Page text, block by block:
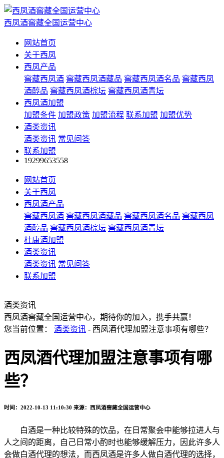
西凤酒窖藏全国运营中心
网站首页
关于西凤
西凤产品
窖藏西凤酒 窖藏西凤酒藏品 窖藏西凤酒名品 窖藏西凤
酒醇品 窖藏西凤酒棕坛 窖藏西凤酒青坛
西凤酒加盟
加盟条件 加盟政策 加盟流程 联系加盟 加盟优势
酒类资讯
酒类资讯 常见问答
联系加盟
19299653558
网站首页
关于西凤
西凤酒产品
窖藏西凤酒 窖藏西凤酒藏品 窖藏西凤酒名品 窖藏西凤
酒醇品 窖藏西凤酒棕坛 窖藏西凤酒青坛
杜康酒加盟
酒类资讯
酒类资讯 常见问答
联系加盟
酒类资讯
西凤酒窖藏全国运营中心，期待你的加入，携手共赢！
您当前位置：
酒类资讯 - 西凤酒代理加盟注意事项有哪些？
西凤酒代理加盟注意事项有哪
些？
时间：2022-10-13 11:10:30 来源：西凤酒窖藏全国运营中心
白酒是一种比较特殊的饮品，在日常聚会中能够拉进人与
人之间的距离，自己日常小酌时也能够缓解压力，因此许多人
会做白酒代理的想法，而西凤酒是许多人做白酒代理的选择，